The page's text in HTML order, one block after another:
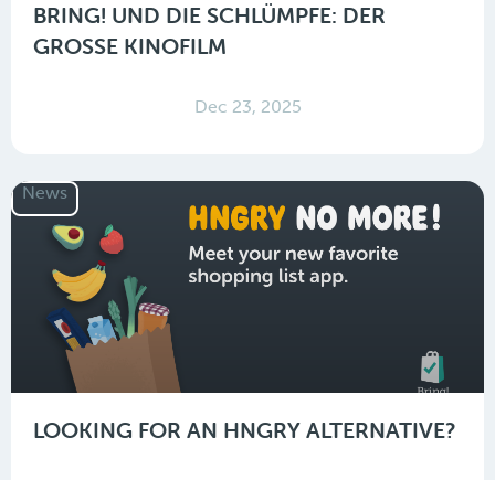
BRING! UND DIE SCHLÜMPFE: DER
GROSSE KINOFILM
Dec 23, 2025
News
LOOKING FOR AN HNGRY ALTERNATIVE?